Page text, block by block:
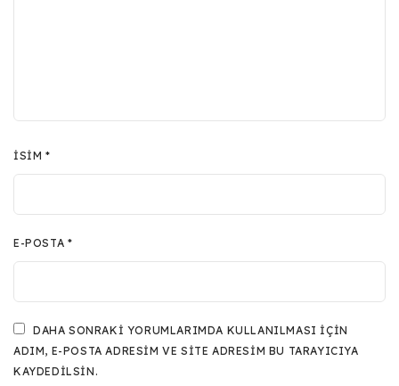
İSIM*
E-POSTA *
DAHA SONRAKI YORUMLARIMDA KULLANILMASI IÇIN
ADIM, E-POSTA ADRESIM VE SITE ADRESIM BU TARAYICIYA
KAYDEDILSIN.